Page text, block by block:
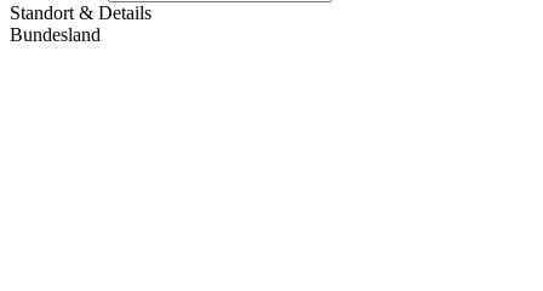
Standort & Details
Bundesland